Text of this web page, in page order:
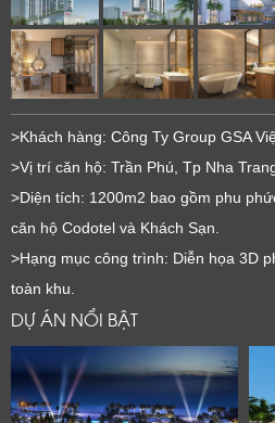
>Khách hàng: Công Ty Group GSA
>Vị trí căn hộ: Trần Phú, Tp Nha
>Diện tích: 1200m2 bao gồm phu
căn hộ Codotel và Khách Sạn.
>Hạng mục công trình: Diễn họa 3D
toàn khu.
DỰ ÁN NỔI BẬT
LỜI
Cảm ơn quý khách đã
Chúng tôi sẽ liên hệ lại